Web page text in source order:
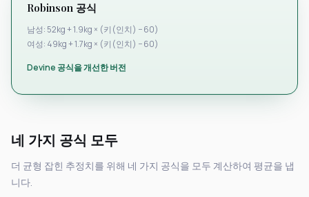
Robinson 공식
남성: 52kg + 1.9kg × (키(인치) − 60)
여성: 49kg + 1.7kg × (키(인치) − 60)
Devine 공식을 개선한 버전
네 가지 공식 모두
더 균형 잡힌 추정치를 위해 네 가지 공식을 모두 계산하여 평균을 냅
니다.